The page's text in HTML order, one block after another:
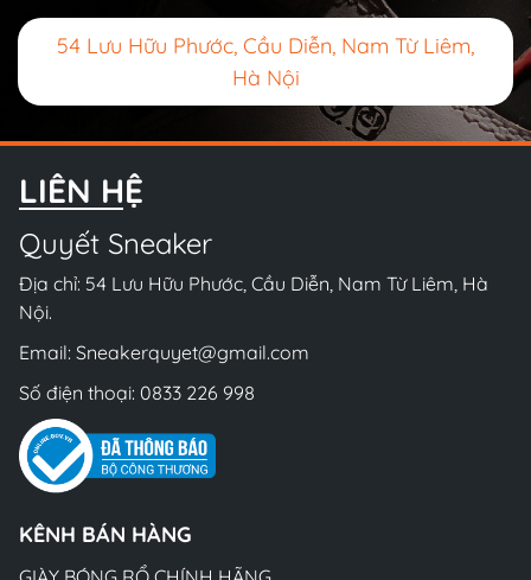
54 Lưu Hữu Phước, Cầu Diễn, Nam Từ Liêm,
Hà Nội
LIÊN HỆ
Quyết Sneaker
Địa chỉ: 54 Lưu Hữu Phước, Cầu Diễn, Nam Từ Liêm, Hà
Nội.
Email: Sneakerquyet@gmail.com
Số điện thoại: 0833 226 998
KÊNH BÁN HÀNG